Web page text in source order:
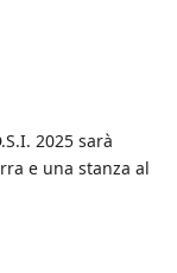
2025 sarà
e una stanza al